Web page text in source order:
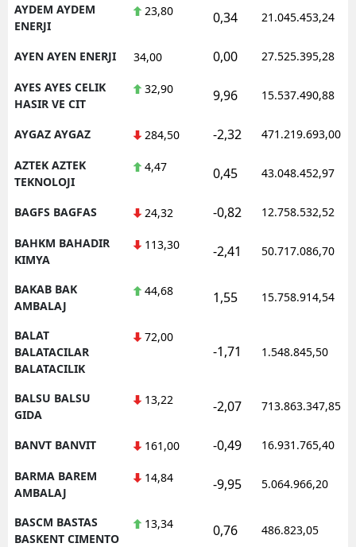
AYDEM AYDEM
ENERJI
23,80 0,34 21.045.453,24
AYEN AYEN ENERJI 34,00 0,00 27.525.395,28
AYES AYES CELIK
HASIR VE CIT
32,90 9,96 15.537.490,88
AYGAZ AYGAZ 284,50 -2,32 471.219.693,00
AZTEK AZTEK
TEKNOLOJI
4,47 0,45 43.048.452,97
BAGFS BAGFAS 24,32 -0,82 12.758.532,52
BAHKM BAHADIR
KIMYA
113,30 -2,41 50.717.086,70
BAKAB BAK
AMBALAJ
44,68 1,55 15.758.914,54
BALAT
BALATACILAR
BALATACILIK
72,00
-1,71 1.548.845,50
BALSU BALSU
GIDA
13,22 -2,07 713.863.347,85
BANVT BANVIT 161,00 -0,49 16.931.765,40
BARMA BAREM
AMBALAJ
14,84 -9,95 5.064.966,20
BASCM BASTAS
BASKENT CIMENTO
13,34 0,76 486.823,05